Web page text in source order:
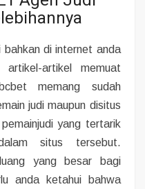
di internet anda
artikel-artikel memuat
memang sudah
judi maupun disitus
yang tertarik
situs tersebut.
yang besar bagi
anda ketahui bahwa